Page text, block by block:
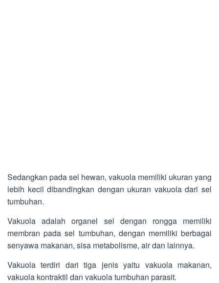
Sedangkan pada sel hewan, vakuola memiliki ukuran yang
lebih kecil dibandingkan dengan ukuran vakuola dari sel
tumbuhan.
Vakuola adalah organel sel dengan rongga memiliki
membran pada sel tumbuhan, dengan memiliki berbagai
senyawa makanan, sisa metabolisme, air dan lainnya.
Vakuola terdiri dari tiga jenis yaitu vakuola makanan,
vakuola kontraktil dan vakuola tumbuhan parasit.